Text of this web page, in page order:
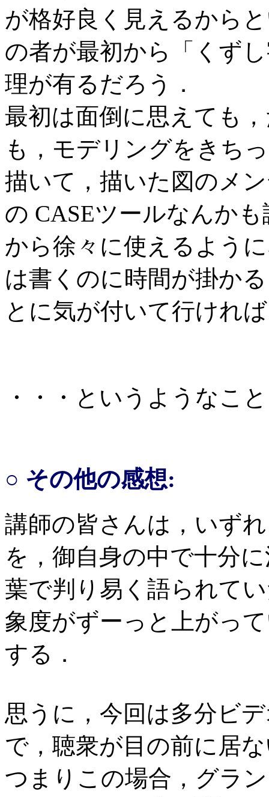
が格好良く見えるから
の者が最初から「くず
理が有るだろう．
最初は面倒に思えても
も，モデリングをきち
描いて，描いた図のメ
の CASEツールなんか
から徐々に使えるよう
は書くのに時間が掛か
とに気が付いて行けれ
・・・というようなこ
○ その他の感想:
講師の皆さんは，いず
を，御自身の中で十分
葉で判り易く語られて
象度がずーっと上がっ
する．
思うに，今回は多分ビ
で，聴衆が目の前に居
つまりこの場合，グラ